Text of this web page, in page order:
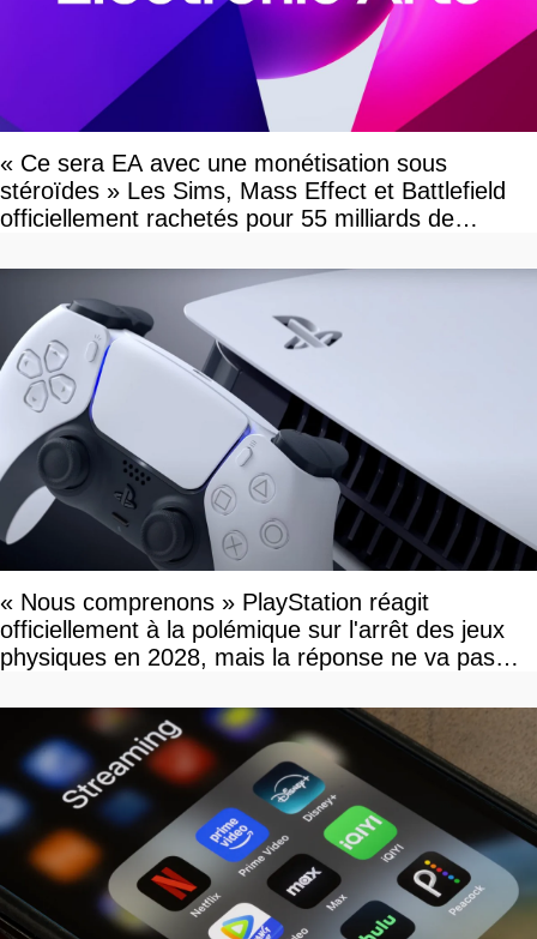
« Ce sera EA avec une monétisation sous
stéroïdes » Les Sims, Mass Effect et Battlefield
officiellement rachetés pour 55 milliards de
« Nous comprenons » PlayStation réagit
officiellement à la polémique sur l'arrêt des jeux
physiques en 2028, mais la réponse ne va pas